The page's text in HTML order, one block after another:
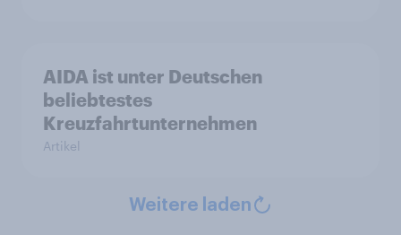
AIDA ist unter Deutschen
beliebtestes
Kreuzfahrtunternehmen
Artikel
Weitere laden